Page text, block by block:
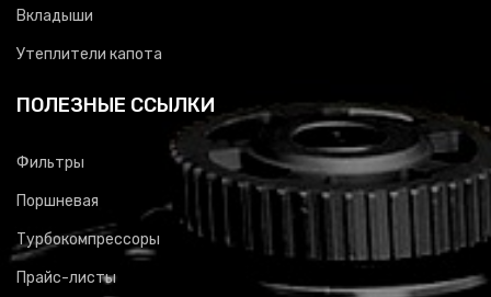
Вкладыши
Утеплители капота
ПОЛЕЗНЫЕ ССЫЛКИ
Фильтры
Поршневая
Турбокомпрессоры
Прайс-листы